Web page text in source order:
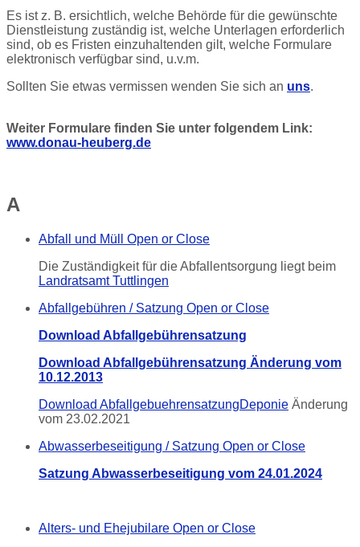
Es ist z. B. ersichtlich, welche Behörde für die gewünschte
Dienstleistung zuständig ist, welche Unterlagen erforderlich
sind, ob es Fristen einzuhaltenden gilt, welche Formulare
elektronisch verfügbar sind, u.v.m.
Sollten Sie etwas vermissen wenden Sie sich an uns.
Weiter Formulare finden Sie unter folgendem Link:
www.donau-heuberg.de
A
Abfall und Müll Open or Close
Die Zuständigkeit für die Abfallentsorgung liegt beim
Landratsamt Tuttlingen
Abfallgebühren / Satzung Open or Close
Download Abfallgebührensatzung
Download Abfallgebührensatzung Änderung vom
10.12.2013
Download AbfallgebuehrensatzungDeponie Änderung
vom 23.02.2021
Abwasserbeseitigung / Satzung Open or Close
Satzung Abwasserbeseitigung vom 24.01.2024
Alters- und Ehejubilare Open or Close